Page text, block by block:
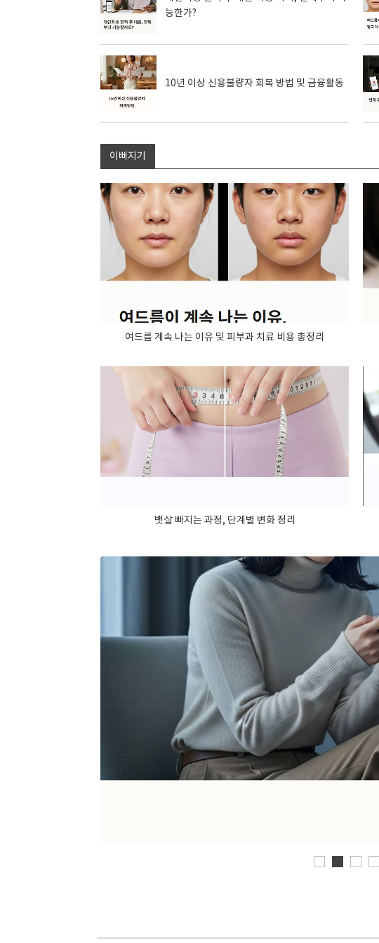
능한가?
10년 이상 신용불량자 회복 방법 및 금융활동
이뻐지기
여드름 계속 나는 이유 및 피부과 치료 비용 총정리
뱃살 빠지는 과정, 단계별 변화 정리